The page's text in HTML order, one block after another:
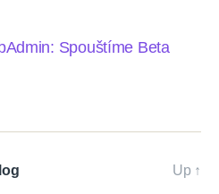
Spouštíme Beta
Up ↑